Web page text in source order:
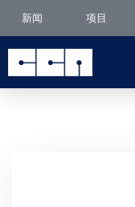
新闻 项目